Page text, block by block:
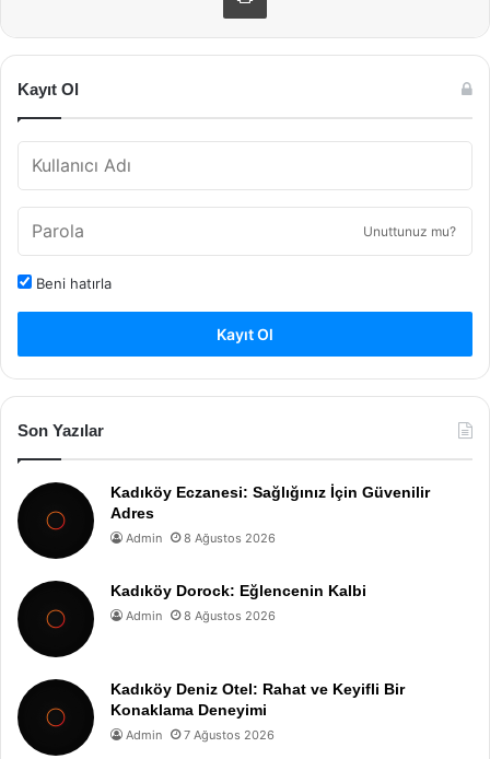
Kayıt Ol
Unuttunuz mu?
Beni hatırla
Kayıt Ol
Son Yazılar
Kadıköy Eczanesi: Sağlığınız İçin Güvenilir
Adres
Admin 8 Ağustos 2026
Kadıköy Dorock: Eğlencenin Kalbi
Admin 8 Ağustos 2026
Kadıköy Deniz Otel: Rahat ve Keyifli Bir
Konaklama Deneyimi
Admin 7 Ağustos 2026